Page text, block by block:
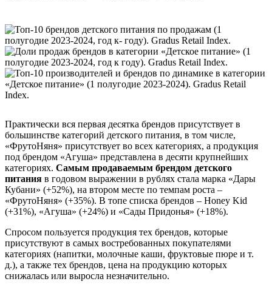
Практически вся первая десятка брендов присутствует в
большинстве категорий детского питания, в том числе,
«ФрутоНяня» присутствует во всех категориях, а продукция
под брендом «Агуша» представлена в десяти крупнейших
категориях. Самым продаваемым брендом детского
питания в годовом выражении в рублях стала марка «Дары
Кубани» (+52%), на втором месте по темпам роста –
«ФрутоНяня» (+35%). В топе списка брендов – Honey Kid
(+31%), «Агуша» (+24%) и «Сады Придонья» (+18%).
Спросом пользуется продукция тех брендов, которые
присутствуют в самых востребованных покупателями
категориях (напитки, молочные каши, фруктовые пюре и т.
д.), а также тех брендов, цена на продукцию которых
снижалась или выросла незначительно.